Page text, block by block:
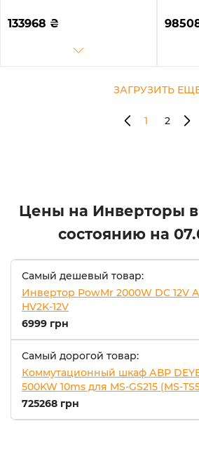
Трехфазный (ASG01767)
133968 ₴
Wi-Fi
ЗАГРУЗИТЬ
1 2
Цены на Инверторы
состоянию на
Самый дешевый товар:
Инвертор PowMr 2000W DC 12V
HV2K-12V
6999 грн
Самый дорогой товар:
Коммутационный шкаф АВР DEYE
500KW 10ms для MS-GS215 (MS-
725268 грн